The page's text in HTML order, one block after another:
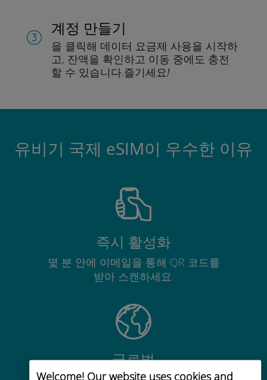
Welcome! Our website uses cookies and
계정 만들기
을 클릭해 데이터 요금제 사용을 시작하
고, 잔액을 확인하고 이동 중에도 충전
할 수 있습니다.즐기세요!
유비기 국제 eSIM이 우수한 이유
즉시 활성화
몇 분 안에 이메일을 통해 QR 코드를
받아 스캔하세요.
글로벌